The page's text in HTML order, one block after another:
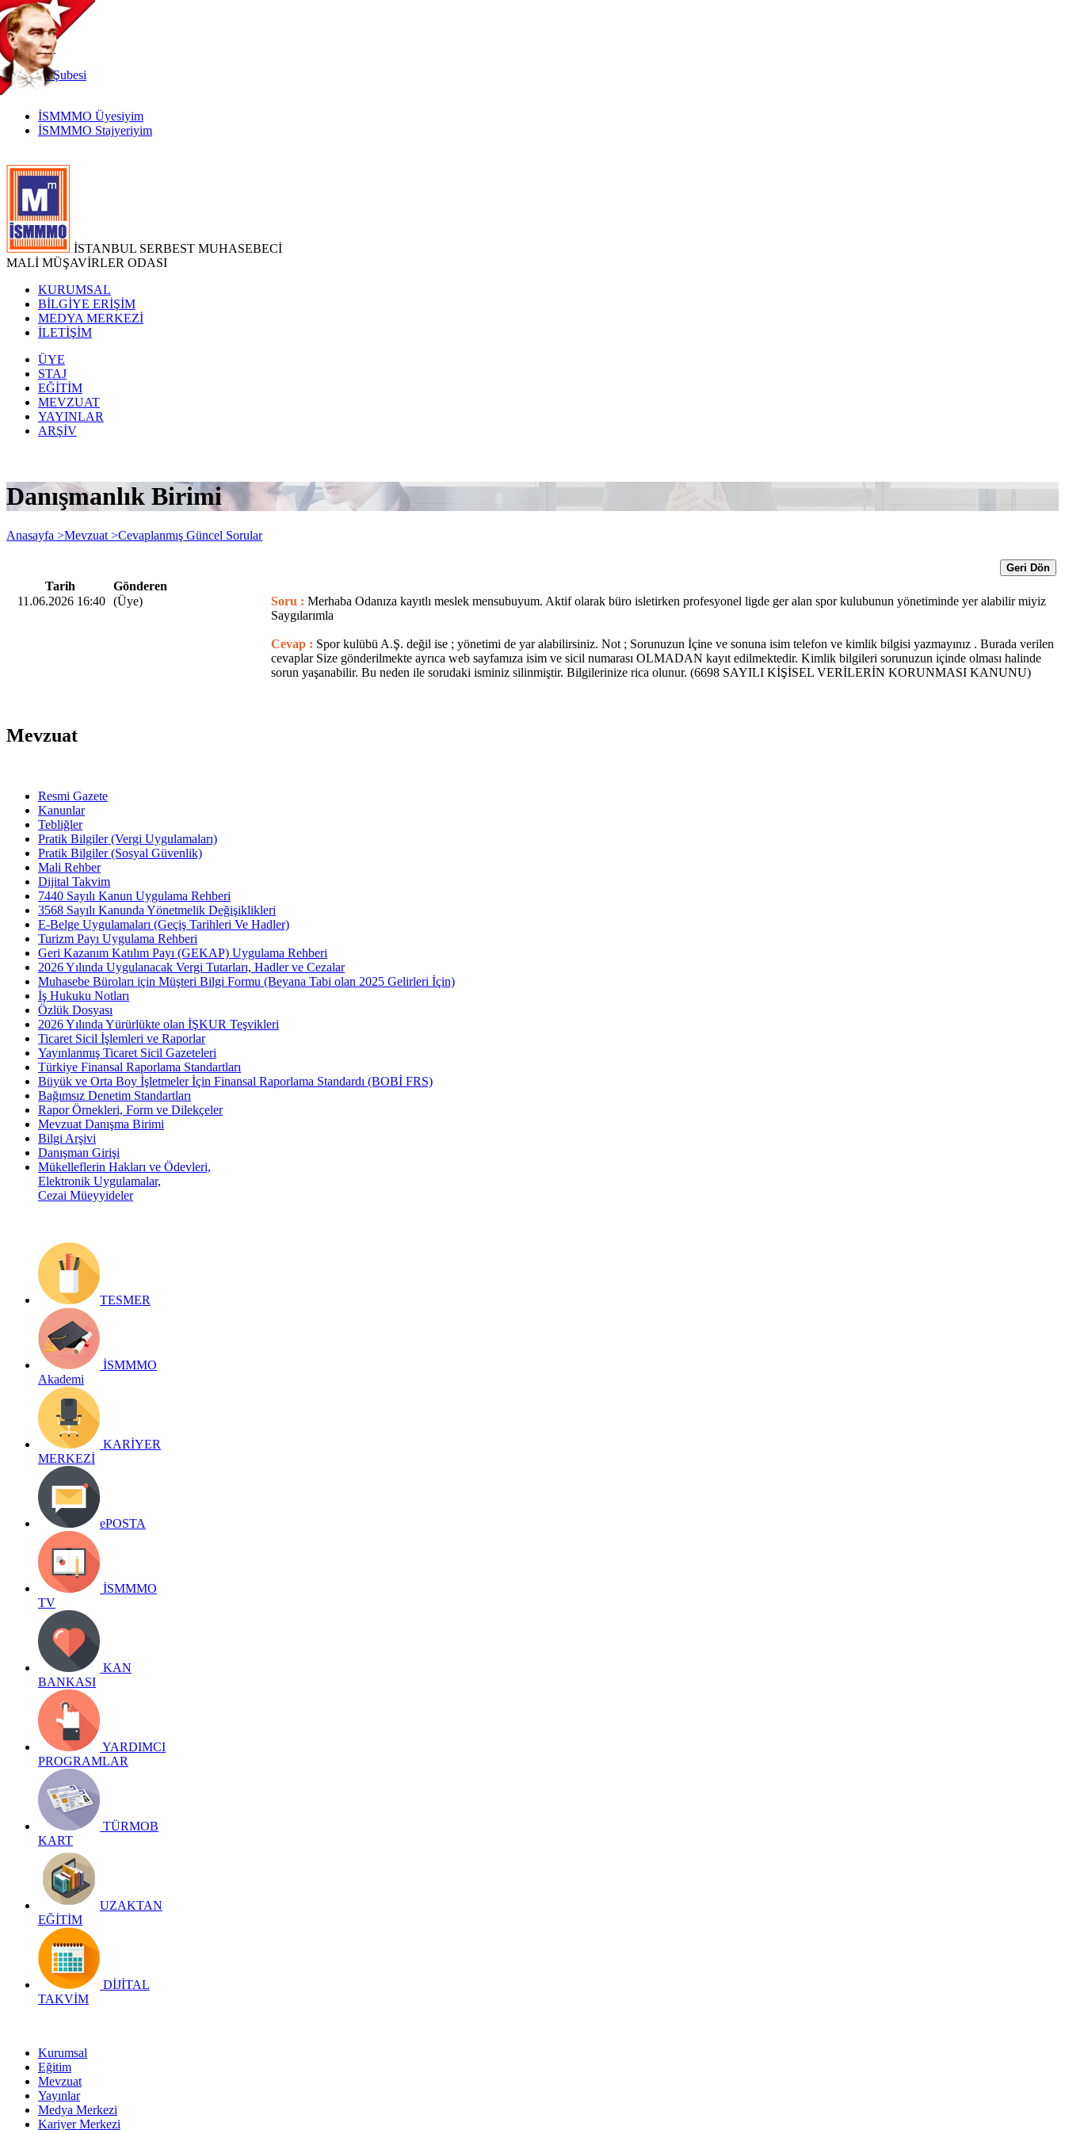
TR
|
EN
İnternetŞubesi
İSMMMO Üyesiyim
İSMMMO Stajyeriyim
İSTANBUL SERBEST MUHASEBECİ
MALİ MÜŞAVİRLER ODASI
KURUMSAL
BİLGİYE ERİŞİM
MEDYA MERKEZİ
İLETİŞİM
ÜYE
STAJ
EĞİTİM
MEVZUAT
YAYINLAR
ARŞİV
Danışmanlık Birimi
Anasayfa >Mevzuat >Cevaplanmış Güncel Sorular
Geri Dön
Tarih
Gönderen
11.06.2026 16:40 (Üye) Soru : Merhaba Odanıza kayıtlı meslek mensubuyum. Aktif olarak büro isletirken profesyonel ligde ger alan spor kulubunun yönetiminde yer alabilir miyiz
Saygılarımla
Cevap : Spor kulübü A.Ş. değil ise ; yönetimi de yar alabilirsiniz. Not ; Sorunuzun İçine ve sonuna isim telefon ve kimlik bilgisi yazmayınız . Burada verilen
cevaplar Size gönderilmekte ayrıca web sayfamıza isim ve sicil numarası OLMADAN kayıt edilmektedir. Kimlik bilgileri sorunuzun içinde olması halinde
sorun yaşanabilir. Bu neden ile sorudaki isminiz silinmiştir. Bilgilerinize rica olunur. (6698 SAYILI KİŞİSEL VERİLERİN KORUNMASI KANUNU)
Mevzuat
Resmi Gazete
Kanunlar
Tebliğler
Pratik Bilgiler (Vergi Uygulamaları)
Pratik Bilgiler (Sosyal Güvenlik)
Mali Rehber
Dijital Takvim
7440 Sayılı Kanun Uygulama Rehberi
3568 Sayılı Kanunda Yönetmelik Değişiklikleri
E-Belge Uygulamaları (Geçiş Tarihleri Ve Hadler)
Turizm Payı Uygulama Rehberi
Geri Kazanım Katılım Payı (GEKAP) Uygulama Rehberi
2026 Yılında Uygulanacak Vergi Tutarları, Hadler ve Cezalar
Muhasebe Büroları için Müşteri Bilgi Formu (Beyana Tabi olan 2025 Gelirleri İçin)
İş Hukuku Notları
Özlük Dosyası
2026 Yılında Yürürlükte olan İŞKUR Teşvikleri
Ticaret Sicil İşlemleri ve Raporlar
Yayınlanmış Ticaret Sicil Gazeteleri
Türkiye Finansal Raporlama Standartları
Büyük ve Orta Boy İşletmeler İçin Finansal Raporlama Standardı (BOBİ FRS)
Bağımsız Denetim Standartları
Rapor Örnekleri, Form ve Dilekçeler
Mevzuat Danışma Birimi
Bilgi Arşivi
Danışman Girişi
Mükelleflerin Hakları ve Ödevleri,
Elektronik Uygulamalar,
Cezai Müeyyideler
TESMER
İSMMMO
Akademi
KARİYER
MERKEZİ
ePOSTA
İSMMMO
TV
KAN
BANKASI
YARDIMCI
PROGRAMLAR
TÜRMOB
KART
UZAKTAN
EĞİTİM
DİJİTAL
TAKVİM
Kurumsal
Eğitim
Mevzuat
Yayınlar
Medya Merkezi
Kariyer Merkezi